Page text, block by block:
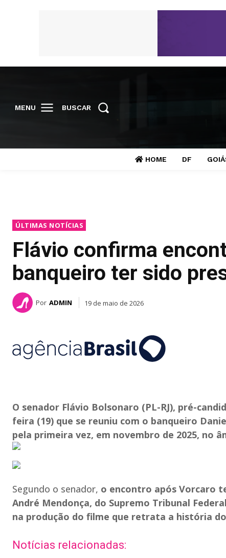
MENU BUSCAR
HOME DF
ÚLTIMAS NOTÍCIAS
Flávio confirma
banqueiro ter sido
Por ADMIN 19 de maio de 2026
O senador Flávio Bolsonaro (PL-RJ), pré-
feira (19) que se reuniu com o banqueiro
pela primeira vez, em novembro de 2025, no
Segundo o senador, o encontro após Vorcaro
André Mendonça, do Supremo Tribunal
na produção do filme que retrata a história
Notícias relacionadas: